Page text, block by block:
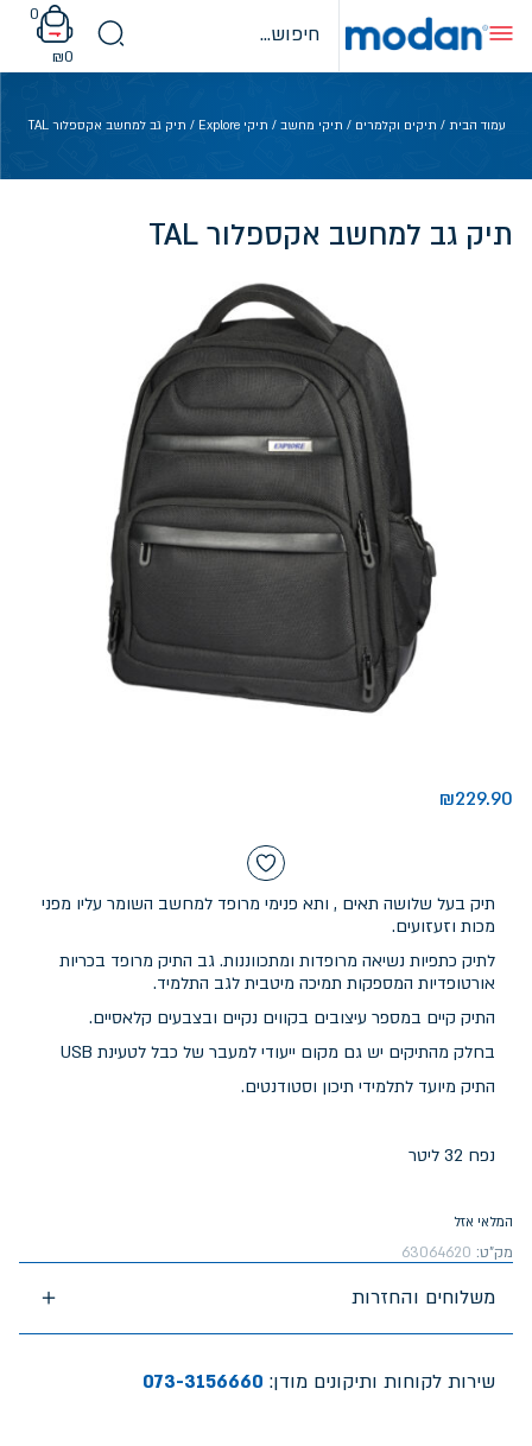
content
0
₪0
עמוד הבית / תיקים וקלמרים / תיקי מחשב / תיקי Explore / תיק גב למחשב אקספלור TAL
תיק גב למחשב אקספלור TAL
₪229.90
תיק בעל שלושה תאים , ותא פנימי מרופד למחשב השומר עליו מפני
מכות וזעזועים.
לתיק כתפיות נשיאה מרופדות ומתכווננות. גב התיק מרופד בכריות
אורטופדיות המספקות תמיכה מיטבית לגב התלמיד.
התיק קיים במספר עיצובים בקווים נקיים ובצבעים קלאסיים.
בחלק מהתיקים יש גם מקום ייעודי למעבר של כבל לטעינת USB
התיק מיועד לתלמידי תיכון וסטודנטים.
נפח 32 ליטר
המלאי אזל
מק"ט: 63064620
משלוחים והחזרות
שירות לקוחות ותיקונים מודן: 073-3156660